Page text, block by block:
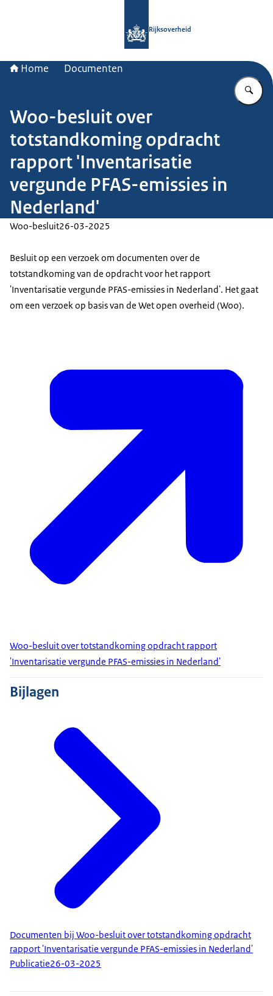
Rijksoverheid
Home Documenten
Woo-besluit over
totstandkoming opdracht
rapport 'Inventarisatie
vergunde PFAS-emissies in
Nederland'
Woo-besluit26-03-2025
Besluit op een verzoek om documenten over de
totstandkoming van de opdracht voor het rapport
'Inventarisatie vergunde PFAS-emissies in Nederland'. Het gaat
om een verzoek op basis van de Wet open overheid (Woo).
Woo-besluit over totstandkoming opdracht rapport
'Inventarisatie vergunde PFAS-emissies in Nederland'
Bijlagen
Documenten bij Woo-besluit over totstandkoming opdracht
rapport 'Inventarisatie vergunde PFAS-emissies in Nederland'
Publicatie26-03-2025